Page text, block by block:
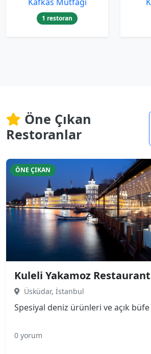
1 restoran
Öne Çıkan
Restoranlar
ÖNE ÇIKAN
Kuleli Yakamoz Restaurant
Üsküdar, İstanbul
0 yorum